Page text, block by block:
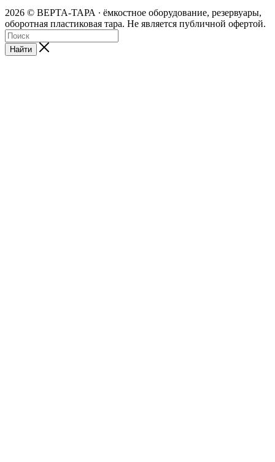
2026 © ВЕРТА-ТАРА ∙ ёмкостное оборудование, резервуары,
оборотная пластиковая тара. Не является публичной офертой.
Найти